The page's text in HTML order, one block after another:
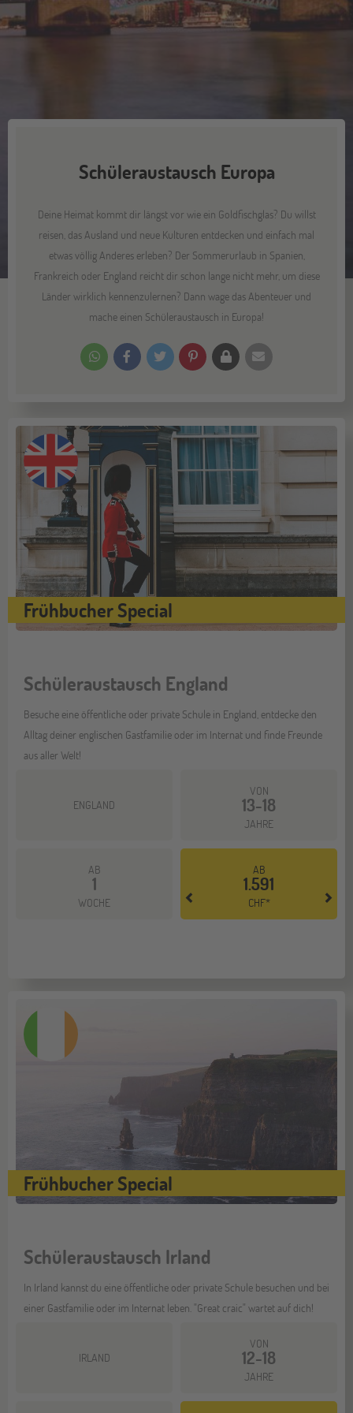
Schüleraustausch Europa
Deine Heimat kommt dir längst vor wie ein Goldfischglas? Du willst
reisen, das Ausland und neue Kulturen entdecken und einfach mal
etwas völlig Anderes erleben? Der Sommerurlaub in Spanien,
Frankreich oder England reicht dir schon lange nicht mehr, um diese
Länder wirklich kennenzulernen? Dann wage das Abenteuer und
mache einen Schüleraustausch in Europa!
Frühbucher Special
Schüleraustausch England
Besuche eine öffentliche oder private Schule in England, entdecke den
Alltag deiner englischen Gastfamilie oder im Internat und finde Freunde
aus aller Welt!
ENGLAND
VON
13-18
JAHRE
AB
1
WOCHE
AB
1.591
CHF*
Frühbucher Special
Schüleraustausch Irland
In Irland kannst du eine öffentliche oder private Schule besuchen und bei
einer Gastfamilie oder im Internat leben. "Great craic" wartet auf dich!
IRLAND
VON
12-18
JAHRE